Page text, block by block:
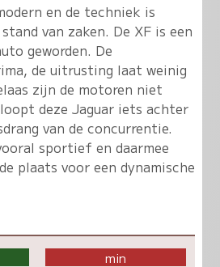
en de techniek is
van zaken. De XF is een
geworden. De
de uitrusting laat weinig
zijn de motoren niet
deze Jaguar iets achter
van de concurrentie.
sportief en daarmee
plaats voor een dynamische
min